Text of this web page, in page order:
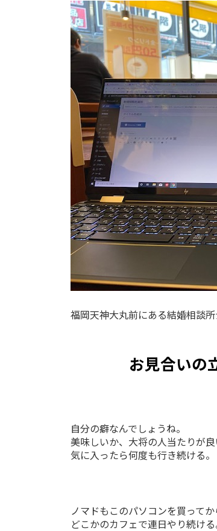
新
日
時
:
福岡天神大丸前にある結婚相談所
お見合いの
自分の癖なんでしょうね。
美味しいか、大将の人当たりが良
気に入ったら何度も行き続ける。
ノマドもこのパソコンを買ってか
どこかのカフェで連日やり続ける